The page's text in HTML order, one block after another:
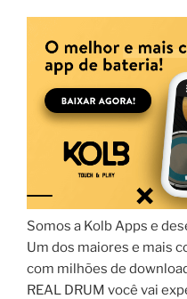
Somos a Kolb Apps e
Um dos maiores e mais
com milhões de
REAL DRUM você vai